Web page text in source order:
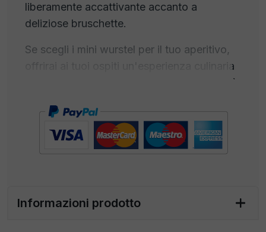
liberamente accattivante accanto a
deliziose bruschette.
Se scegli i mini wurstel per il tuo aperitivo,
offrirai ai tuoi ospiti un'esperienza culinaria
straordinariamente piacevole, che susciterà
ancora questo piccolo capolavoro
gastronomico. Inoltre, quando li presenti su
un buffet, conferiscono quel tocco
abbinarli a una varietà di bevande
Informazioni prodotto